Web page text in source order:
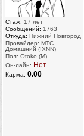
Стаж: 17 лет
Сообщений: 1763
Откуда: Нижний Новгород
Провайдер: МТС
Домашний (IXNN)
Пол: Otoko (M)
Он-лайн: Нет
Карма: 0.00